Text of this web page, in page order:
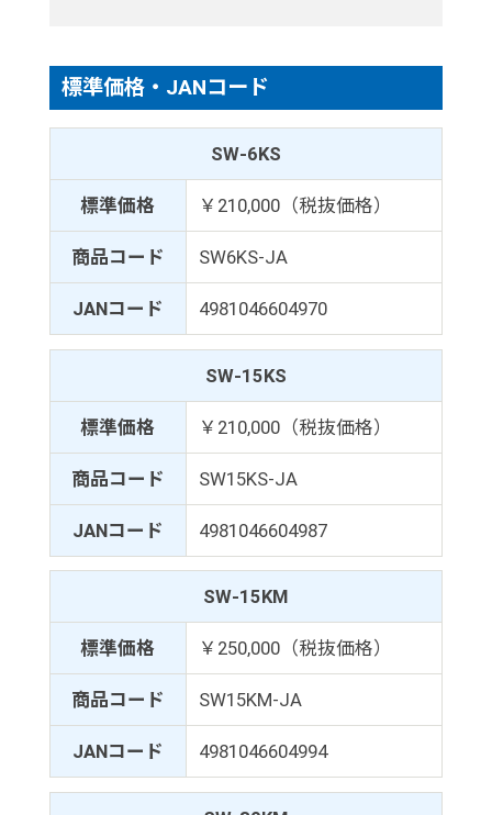
標準価格・JANコード
SW-6KS
標準価格 ￥210,000（税抜価格）
商品コード SW6KS-JA
JANコード 4981046604970
SW-15KS
標準価格 ￥210,000（税抜価格）
商品コード SW15KS-JA
JANコード 4981046604987
SW-15KM
標準価格 ￥250,000（税抜価格）
商品コード SW15KM-JA
JANコード 4981046604994